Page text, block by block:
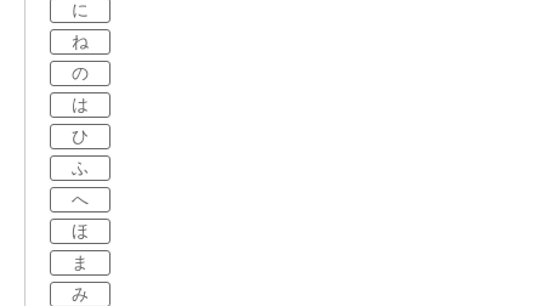
に
ね
の
は
ひ
ふ
へ
ほ
ま
み